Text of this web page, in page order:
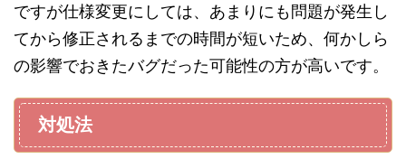
ですが仕様変更にしては、あまりにも問題が発生し
てから修正されるまでの時間が短いため、何かしら
の影響でおきたバグだった可能性の方が高いです。
対処法